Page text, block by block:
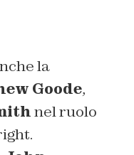
la
Goode,
nel ruolo